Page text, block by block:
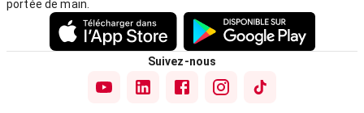
portée de main.
Suivez-nous